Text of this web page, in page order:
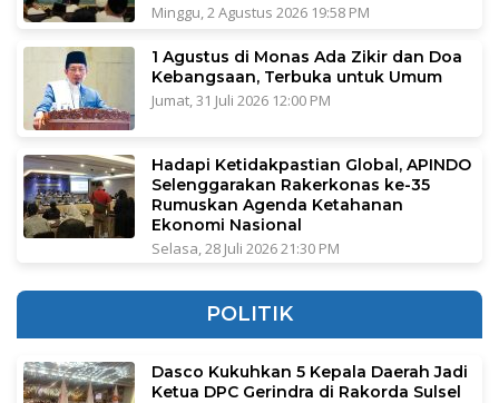
Minggu, 2 Agustus 2026 19:58 PM
1 Agustus di Monas Ada Zikir dan Doa
Kebangsaan, Terbuka untuk Umum
Jumat, 31 Juli 2026 12:00 PM
Hadapi Ketidakpastian Global, APINDO
Selenggarakan Rakerkonas ke-35
Rumuskan Agenda Ketahanan
Ekonomi Nasional
Selasa, 28 Juli 2026 21:30 PM
POLITIK
Dasco Kukuhkan 5 Kepala Daerah Jadi
Ketua DPC Gerindra di Rakorda Sulsel